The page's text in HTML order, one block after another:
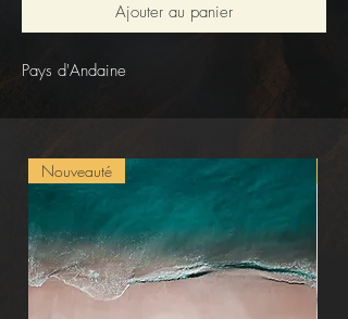
Ajouter au panier
Pays d'Andaine
Nouveauté